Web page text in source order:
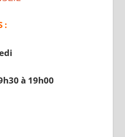
:
à 19h00